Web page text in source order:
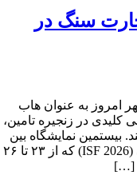
تجارت سنگ در
امروز به‌ عنوان هاب
در زنجیره تامین،
نمایشگاه بین‌
المللی سنگ، معدن و ماشین‌ آلات اصفهان (ISF 2026) که از ۲۳ تا ۲۶